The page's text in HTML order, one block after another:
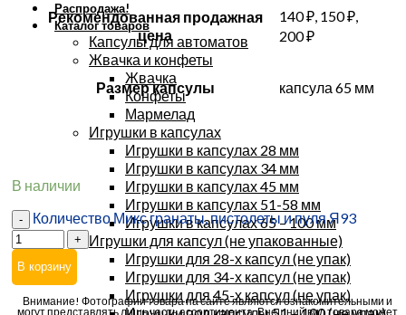
Распродажа!
Каталог товаров
Капсулы для автоматов
Жвачка и конфеты
Жвачка
Конфеты
Мармелад
Игрушки в капсулах
Игрушки в капсулах 28 мм
Игрушки в капсулах 34 мм
Игрушки в капсулах 45 мм
Игрушки в капсулах 51-58 мм
Игрушки в капсулах 65 – 100 мм
Игрушки для капсул (не упакованные)
Игрушки для 28-х капсул (не упак)
Игрушки для 34-х капсул (не упак)
Игрушки для 45-х капсул (не упак)
Рекомендованная продажная
цена
140 ₽, 150 ₽,
200 ₽
Размер капсулы капсула 65 мм
В наличии
Количество Микс гранаты, пистолеты и пуля Я93
В корзину
Внимание! Фотографии товара на сайте являются ознакомительными и
могут представлять лишь часть ассортимента. Внешний вид товара может